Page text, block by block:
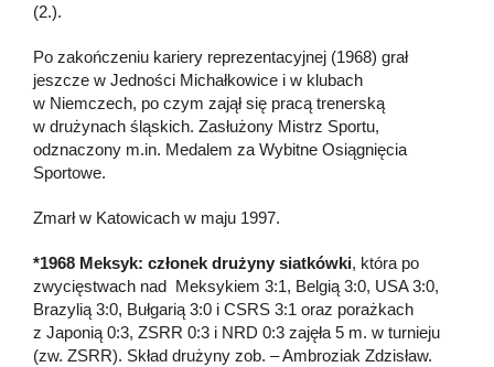
(2.).
Po zakończeniu kariery reprezentacyjnej (1968) grał
jeszcze w Jedności Michałkowice i w klubach
w Niemczech, po czym zajął się pracą trenerską
w drużynach śląskich. Zasłużony Mistrz Sportu,
odznaczony m.in. Medalem za Wybitne Osiągnięcia
Sportowe.
Zmarł w Katowicach w maju 1997.
*1968 Meksyk: członek drużyny siatkówki, która po
zwycięstwach nad Meksykiem 3:1, Belgią 3:0, USA 3:0,
Brazylią 3:0, Bułgarią 3:0 i CSRS 3:1 oraz porażkach
z Japonią 0:3, ZSRR 0:3 i NRD 0:3 zajęła 5 m. w turnieju
(zw. ZSRR). Skład drużyny zob. – Ambroziak Zdzisław.